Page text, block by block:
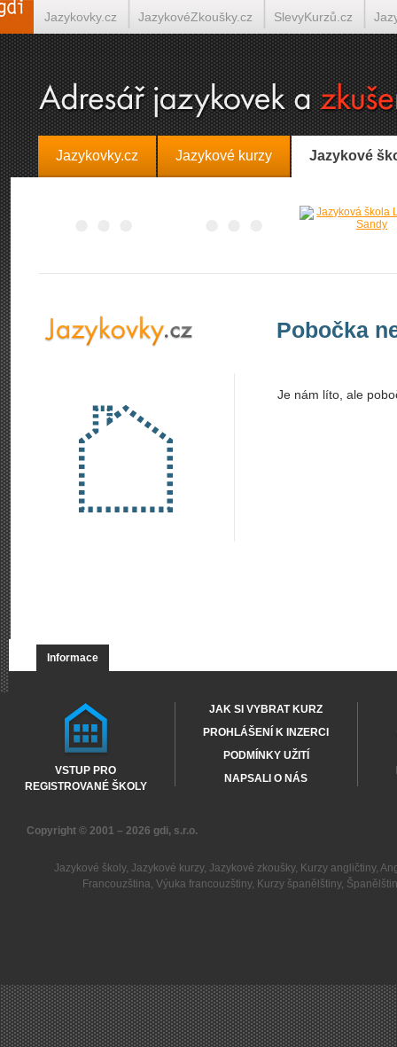
Jazykovky.cz Jazykové kurzy Jazykové
Pobočka
Je nám líto, ale
Informace
VSTUP PRO
REGISTROVANÉ ŠKOLY
JAK SI VYBRAT KURZ
PROHLÁŠENÍ K INZERCI
PODMÍNKY UŽITÍ
NAPSALI O NÁS
Copyright © 2001 – 2026 gdi, s.r.o.
Jazykové školy, Jazykové kurzy, Jazykové zkoušky, Kurzy angličtiny,
Francouzština,Výuka francouzštiny, Kurzy španělštiny,
Jazykovky.cz JazykovéZkoušky.cz SlevyKurzů.cz
Španělština on-line Italština on-line Tlumočení-